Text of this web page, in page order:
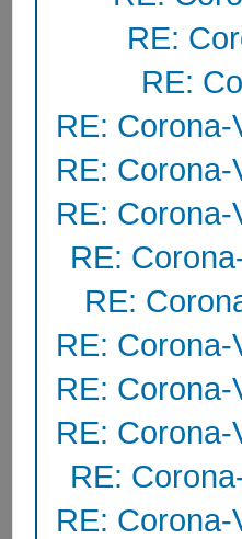
RE:
RE:
RE: Corona-
RE: Corona-
RE: Corona-
RE:
RE:
RE: Corona-
RE: Corona-
RE: Corona-
RE:
RE: Corona-